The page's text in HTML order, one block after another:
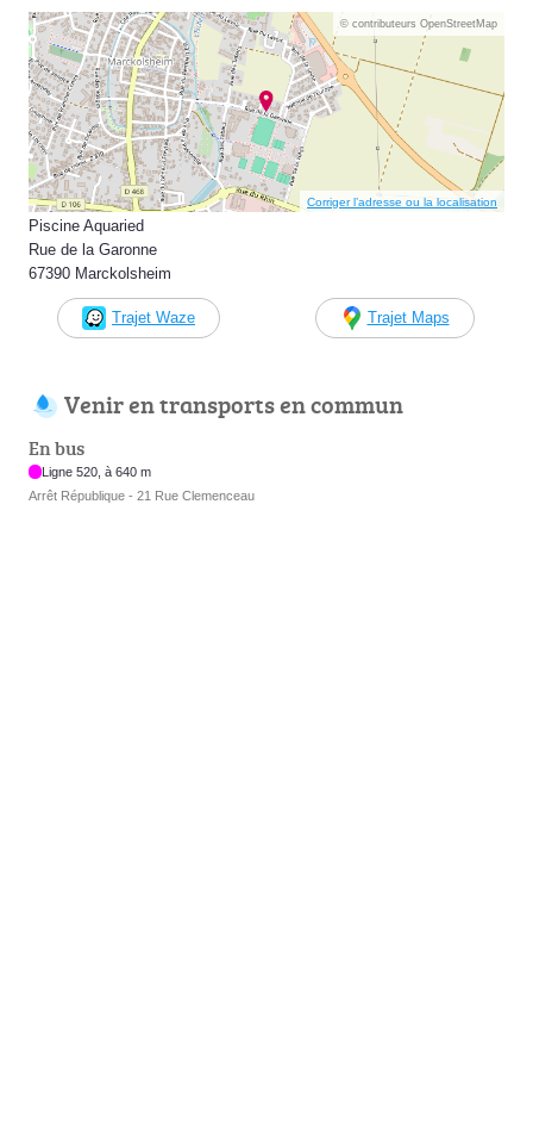
© contributeurs OpenStreetMap
Corriger l’adresse ou la localisation
Piscine Aquaried
Rue de la Garonne
67390 Marckolsheim
Trajet Waze Trajet Maps
Venir en transports en commun
En bus
Ligne 520, à 640 m
Arrêt République - 21 Rue Clemenceau